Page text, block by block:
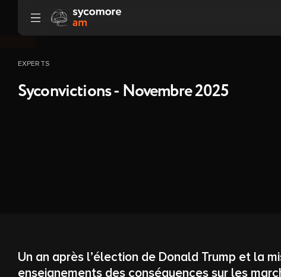
Aller au contenu
EXPERTS
Syconvictions - Novembre 2025
Un an après l’élection de Donald Trump et la
enseignements des conséquences sur les